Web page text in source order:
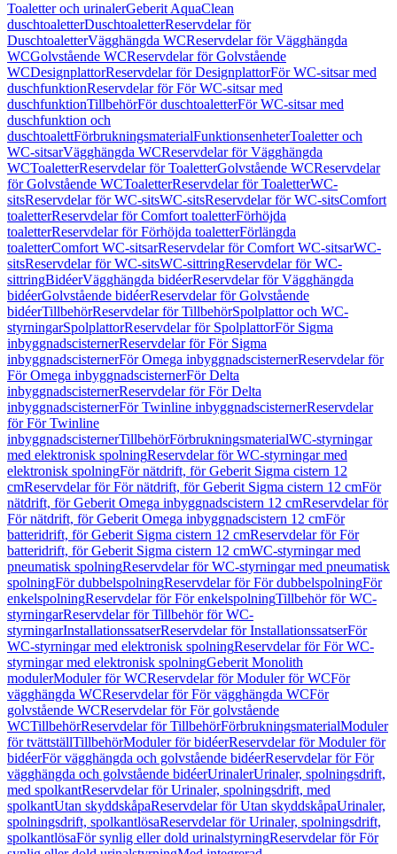
Toaletter och urinalerGeberit AquaClean
duschtoaletterDuschtoaletterReservdelar för
DuschtoaletterVägghängda WCReservdelar för Vägghängda
WCGolvstående WCReservdelar för Golvstående
WCDesignplattorReservdelar för DesignplattorFör WC-sitsar med
duschfunktionReservdelar för För WC-sitsar med
duschfunktionTillbehörFör duschtoaletterFör WC-sitsar med
duschfunktion och
duschtoalettFörbrukningsmaterialFunktionsenheterToaletter och
WC-sitsarVägghängda WCReservdelar för Vägghängda
WCToaletterReservdelar för ToaletterGolvstående WCReservdelar
för Golvstående WCToaletterReservdelar för ToaletterWC-
sitsReservdelar för WC-sitsWC-sitsReservdelar för WC-sitsComfort
toaletterReservdelar för Comfort toaletterFörhöjda
toaletterReservdelar för Förhöjda toaletterFörlängda
toaletterComfort WC-sitsarReservdelar för Comfort WC-sitsarWC-
sitsReservdelar för WC-sitsWC-sittringReservdelar för WC-
sittringBidéerVägghängda bidéerReservdelar för Vägghängda
bidéerGolvstående bidéerReservdelar för Golvstående
bidéerTillbehörReservdelar för TillbehörSpolplattor och WC-
styrningarSpolplattorReservdelar för SpolplattorFör Sigma
inbyggnadscisternerReservdelar för För Sigma
inbyggnadscisternerFör Omega inbyggnadscisternerReservdelar för
För Omega inbyggnadscisternerFör Delta
inbyggnadscisternerReservdelar för För Delta
inbyggnadscisternerFör Twinline inbyggnadscisternerReservdelar
för För Twinline
inbyggnadscisternerTillbehörFörbrukningsmaterialWC-styrningar
med elektronisk spolningReservdelar för WC-styrningar med
elektronisk spolningFör nätdrift, för Geberit Sigma cistern 12
cmReservdelar för För nätdrift, för Geberit Sigma cistern 12 cmFör
nätdrift, för Geberit Omega inbyggnadscistern 12 cmReservdelar för
För nätdrift, för Geberit Omega inbyggnadscistern 12 cmFör
batteridrift, för Geberit Sigma cistern 12 cmReservdelar för För
batteridrift, för Geberit Sigma cistern 12 cmWC-styrningar med
pneumatisk spolningReservdelar för WC-styrningar med pneumatisk
spolningFör dubbelspolningReservdelar för För dubbelspolningFör
enkelspolningReservdelar för För enkelspolningTillbehör för WC-
styrningarReservdelar för Tillbehör för WC-
styrningarInstallationssatserReservdelar för InstallationssatserFör
WC-styrningar med elektronisk spolningReservdelar för För WC-
styrningar med elektronisk spolningGeberit Monolith
modulerModuler för WCReservdelar för Moduler för WCFör
vägghängda WCReservdelar för För vägghängda WCFör
golvstående WCReservdelar för För golvstående
WCTillbehörReservdelar för TillbehörFörbrukningsmaterialModuler
för tvättställTillbehörModuler för bidéerReservdelar för Moduler för
bidéerFör vägghängda och golvstående bidéerReservdelar för För
vägghängda och golvstående bidéerUrinalerUrinaler, spolningsdrift,
med spolkantReservdelar för Urinaler, spolningsdrift, med
spolkantUtan skyddskåpaReservdelar för Utan skyddskåpaUrinaler,
spolningsdrift, spolkantlösaReservdelar för Urinaler, spolningsdrift,
spolkantlösaFör synlig eller dold urinalstyrningReservdelar för För